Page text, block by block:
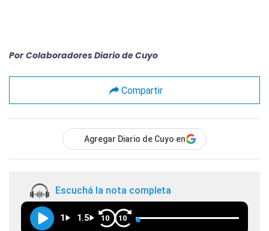
Por Colaboradores Diario de Cuyo
Compartir
Agregar Diario de Cuyo en
Escuchá la nota completa
1 1.5 10 10